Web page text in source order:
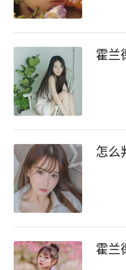
霍兰
怎么
霍兰